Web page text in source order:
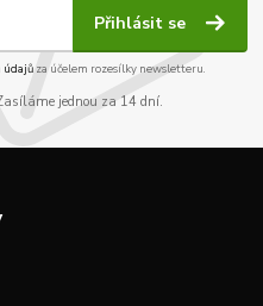
Přihlásit se
údajůza účelem rozesílky newsletteru.
jednou za 14 dní.